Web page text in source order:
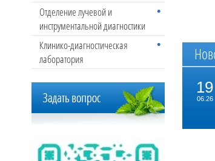
19
06.26
Отделение лучевой и
инструментальной диагностики
Клинико-диагностическая
лаборатория